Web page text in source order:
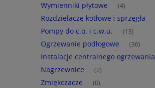
Wymienniki płytowe (4)
Rozdzielacze kotłowe i sprzęgła
Pompy do c.o. i c.w.u. (13)
Ogrzewanie podłogowe (36)
Instalacje centralnego ogrzewania
Nagrzewnice (2)
Zmiękczacze (0)